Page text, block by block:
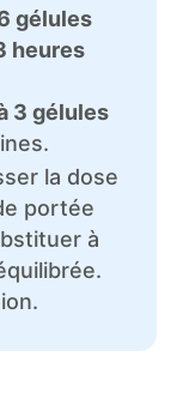
gélules
heures
3 gélules
la dose
portée
à